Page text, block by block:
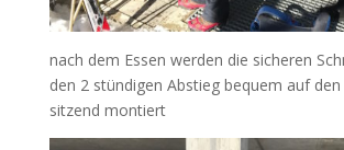
nach dem Essen werden die sicheren
den 2 stündigen Abstieg bequem auf
sitzend montiert